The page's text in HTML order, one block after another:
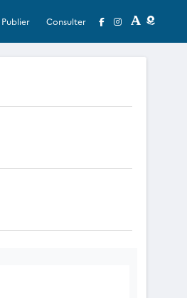
Publier Consulter